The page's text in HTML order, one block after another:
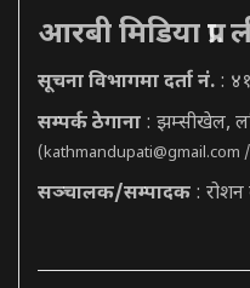
आरबी मिडिया प्रा.
सूचना विभागमा दर्ता नं. :
सम्पर्क ठेगाना : झम्सीखेल,
(kathmandupati@gmail.com
सञ्चालक/सम्पादक :